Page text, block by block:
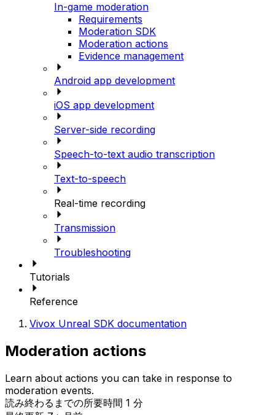
In-game moderation
Requirements
Moderation SDK
Moderation actions
Evidence management
Android app development
iOS app development
Server-side recording
Speech-to-text audio transcription
Text-to-speech
Real-time recording
Transmission
Troubleshooting
Tutorials
Reference
Vivox Unreal SDK documentation
Moderation actions
Learn about actions you can take in response to
moderation events.
読み終わるまでの所要時間 1 分